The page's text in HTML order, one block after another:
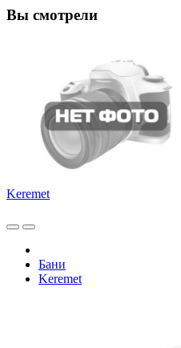
Вы смотрели
Keremet
Бани
Keremet